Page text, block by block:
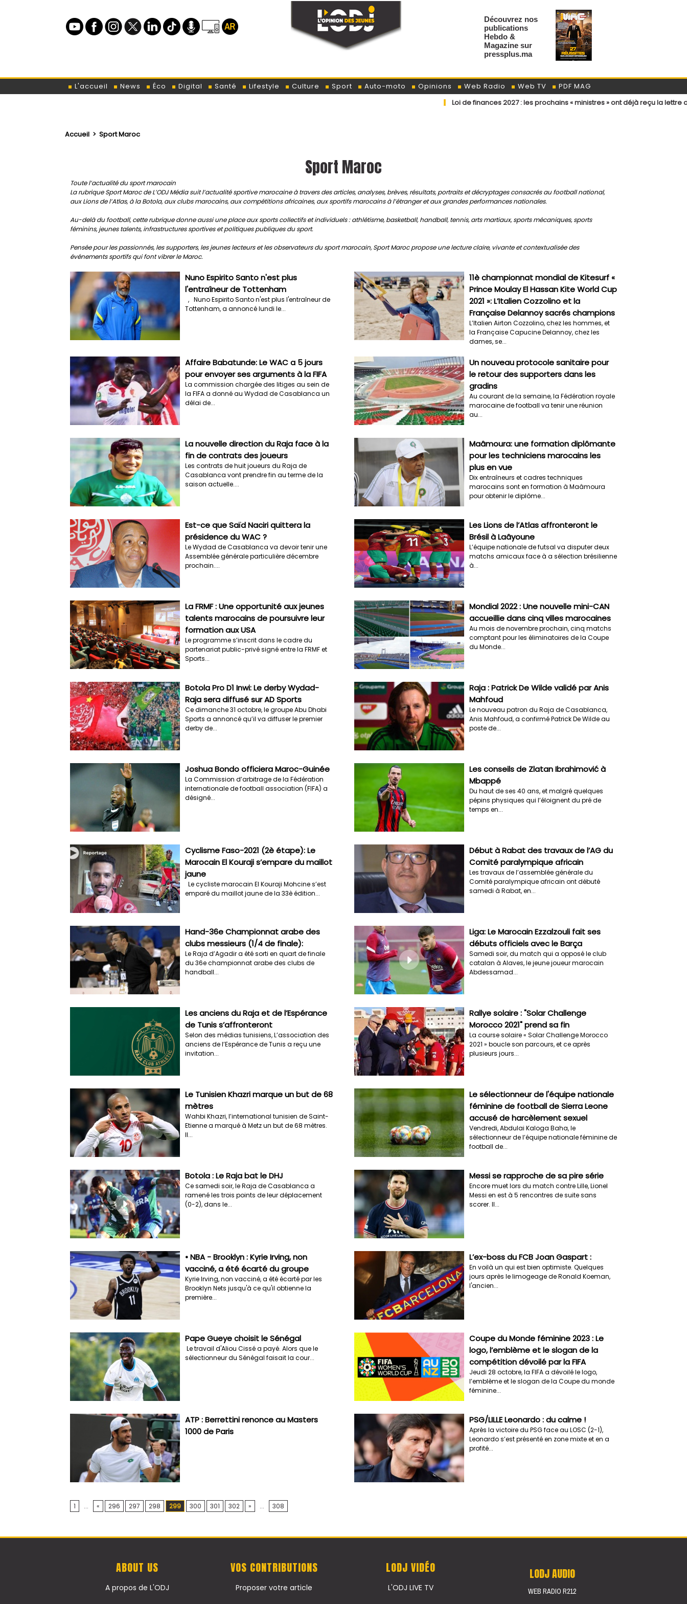
Découvrez nos
publications
Hebdo &
Magazine sur
pressplus.ma
L'accueil News Éco Digital Santé Lifestyle Culture Sport Auto-moto Opinions Web Radio Web TV
PDF MAG
Loi de finances 2027 : les prochains « ministres » ont déjà reçu la lettre de cadrage
Accueil > Sport Maroc
Sport Maroc
Toute l’actualité du sport marocain
La rubrique Sport Maroc de L’ODJ Média suit l’actualité sportive marocaine à travers des articles, analyses, brèves, résultats, portraits et décryptages consacrés au football national,
aux Lions de l’Atlas, à la Botola, aux clubs marocains, aux compétitions africaines, aux sportifs marocains à l’étranger et aux grandes performances nationales.
Au-delà du football, cette rubrique donne aussi une place aux sports collectifs et individuels : athlétisme, basketball, handball, tennis, arts martiaux, sports mécaniques, sports
féminins, jeunes talents, infrastructures sportives et politiques publiques du sport.
Pensée pour les passionnés, les supporters, les jeunes lecteurs et les observateurs du sport marocain, Sport Maroc propose une lecture claire, vivante et contextualisée des
événements sportifs qui font vibrer le Maroc.
Nuno Espirito Santo n'est plus
l'entraîneur de Tottenham
, Nuno Espirito Santo n'est plus l'entraîneur de
Tottenham, a annoncé lundi le...
11è championnat mondial de Kitesurf «
Prince Moulay El Hassan Kite World Cup
2021 »: L’Italien Cozzolino et la
Française Delannoy sacrés champions
L’Italien Airton Cozzolino, chez les hommes, et
la Française Capucine Delannoy, chez les
dames, se...
Affaire Babatunde: Le WAC a 5 jours
pour envoyer ses arguments à la FIFA
La commission chargée des litiges au sein de
la FIFA a donné au Wydad de Casablanca un
délai de...
Un nouveau protocole sanitaire pour
le retour des supporters dans les
gradins
Au courant de la semaine, la Fédération royale
marocaine de football va tenir une réunion
au...
La nouvelle direction du Raja face à la
fin de contrats des joueurs
Les contrats de huit joueurs du Raja de
Casablanca vont prendre fin au terme de la
saison actuelle....
Maâmoura: une formation diplômante
pour les techniciens marocains les
plus en vue
Dix entraîneurs et cadres techniques
marocains sont en formation à Maâmoura
pour obtenir le diplôme...
Est-ce que Saïd Naciri quittera la
présidence du WAC ?
Le Wydad de Casablanca va devoir tenir une
Assemblée générale particulière décembre
prochain....
Les Lions de l’Atlas affronteront le
Brésil à Laâyoune
L’équipe nationale de futsal va disputer deux
matchs amicaux face à a sélection brésilienne
à...
La FRMF : Une opportunité aux jeunes
talents marocains de poursuivre leur
formation aux USA
Le programme s’inscrit dans le cadre du
partenariat public-privé signé entre la FRMF et
Sports...
Mondial 2022 : Une nouvelle mini-CAN
accueillie dans cinq villes marocaines
Au mois de novembre prochain, cinq matchs
comptant pour les éliminatoires de la Coupe
du Monde...
Botola Pro D1 Inwi: Le derby Wydad-
Raja sera diffusé sur AD Sports
Ce dimanche 31 octobre, le groupe Abu Dhabi
Sports a annoncé qu’il va diffuser le premier
derby de...
Raja : Patrick De Wilde validé par Anis
Mahfoud
Le nouveau patron du Raja de Casablanca,
Anis Mahfoud, a confirmé Patrick De Wilde au
poste de...
Joshua Bondo officiera Maroc-Guinée
La Commission d’arbitrage de la Fédération
internationale de football association (FIFA) a
désigné...
Les conseils de Zlatan Ibrahimović à
Mbappé
Du haut de ses 40 ans, et malgré quelques
pépins physiques qui l’éloignent du pré de
temps en...
Cyclisme Faso-2021 (2è étape): Le
Marocain El Kouraji s’empare du maillot
jaune
Le cycliste marocain El Kouraji Mohcine s’est
emparé du maillot jaune de la 33è édition...
Début à Rabat des travaux de l’AG du
Comité paralympique africain
Les travaux de l’assemblée générale du
Comité paralympique africain ont débuté
samedi à Rabat, en...
Hand-36e Championnat arabe des
clubs messieurs (1/4 de finale):
Le Raja d’Agadir a été sorti en quart de finale
du 36e championnat arabe des clubs de
handball...
Liga: Le Marocain Ezzalzouli fait ses
débuts officiels avec le Barça
Samedi soir, du match qui a opposé le club
catalan à Alaves, le jeune joueur marocain
Abdessamad...
Les anciens du Raja et de l’Espérance
de Tunis s’affronteront
Selon des médias tunisiens, L’association des
anciens de l’Espérance de Tunis a reçu une
invitation...
Rallye solaire : "Solar Challenge
Morocco 2021" prend sa fin
La course solaire « Solar Challenge Morocco
2021 » boucle son parcours, et ce après
plusieurs jours...
Le Tunisien Khazri marque un but de 68
mètres
Wahbi Khazri, l’international tunisien de Saint-
Etienne a marqué à Metz un but de 68 mètres.
Il...
Le sélectionneur de l'équipe nationale
féminine de football de Sierra Leone
accusé de harcèlement sexuel
Vendredi, Abdulai Kaloga Baha, le
sélectionneur de l’équipe nationale féminine de
football de...
Botola : Le Raja bat le DHJ
Ce samedi soir, le Raja de Casablanca a
ramené les trois points de leur déplacement
(0-2), dans le...
Messi se rapproche de sa pire série
Encore muet lors du match contre Lille, Lionel
Messi en est à 5 rencontres de suite sans
scorer. Il...
• NBA - Brooklyn : Kyrie Irving, non
vacciné, a été écarté du groupe
Kyrie Irving, non vacciné, a été écarté par les
Brooklyn Nets jusqu'à ce qu'il obtienne la
première...
L’ex-boss du FCB Joan Gaspart :
En voilà un qui est bien optimiste. Quelques
jours après le limogeage de Ronald Koeman,
l'ancien...
Pape Gueye choisit le Sénégal
Le travail d'Aliou Cissé a payé. Alors que le
sélectionneur du Sénégal faisait la cour...
Coupe du Monde féminine 2023 : Le
logo, l’emblème et le slogan de la
compétition dévoilé par la FIFA
Jeudi 28 octobre, la FIFA a dévoilé le logo,
l’emblème et le slogan de la Coupe du monde
féminine...
ATP : Berrettini renonce au Masters
1000 de Paris
PSG/LILLE Leonardo : du calme !
Après la victoire du PSG face au LOSC (2-1),
Leonardo s’est présenté en zone mixte et en a
profité...
1 ... « 296 297 298 299 300 301 302 » ... 308
ABOUT US
A propos de L'ODJ
VOS CONTRIBUTIONS
Proposer votre article
LODJ VIDÉO
L'ODJ LIVE TV
LODJ AUDIO
WEB RADIO R212